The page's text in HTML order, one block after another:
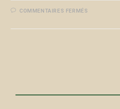
COMMENTAIRES FERMÉS